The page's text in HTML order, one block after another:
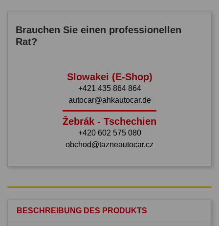
Brauchen Sie einen professionellen
Rat?
Slowakei (E-Shop)
+421 435 864 864
autocar@ahkautocar.de
Žebrák - Tschechien
+420 602 575 080
obchod@tazneautocar.cz
BESCHREIBUNG DES PRODUKTS